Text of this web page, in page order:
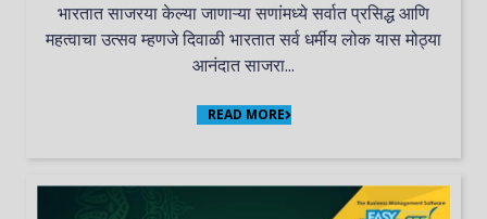
भारतात साजरया केल्या जाणाऱ्या सणांमध्ये सर्वात प्रसिद्ध आणि
महत्वाचा उत्सव म्हणजे दिवाळी भारतात सर्व धर्मीय लोक यास मोठ्या
आनंदात साजरा...
READ MORE